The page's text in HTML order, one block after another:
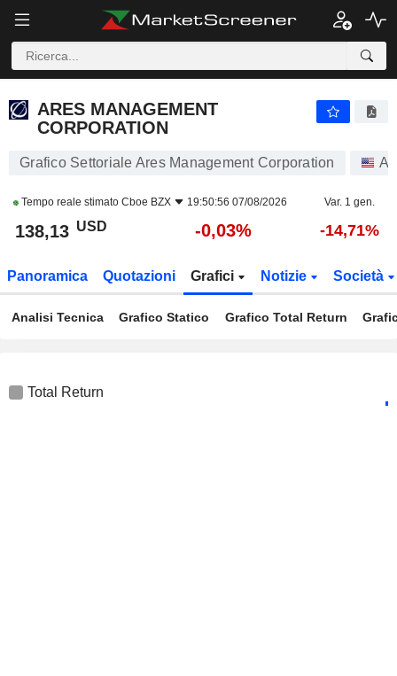
ARES MANAGEMENT
CORPORATION
Grafico Settoriale Ares Management Corporation
Tempo reale stimato Cboe BZX 19:50:56 07/08/2026 Var. 1 gen.
138,13 USD -0,03% -14,71%
Panoramica Quotazioni Grafici Notizie Società
Analisi Tecnica Grafico Statico Grafico Total Return
Total Return